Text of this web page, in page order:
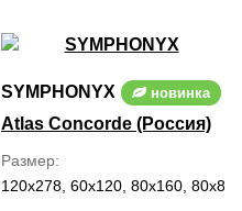
SYMPHONYX новинка
Atlas Concorde (Россия)
Размер
120x278, 60x120, 80x160, 80x80